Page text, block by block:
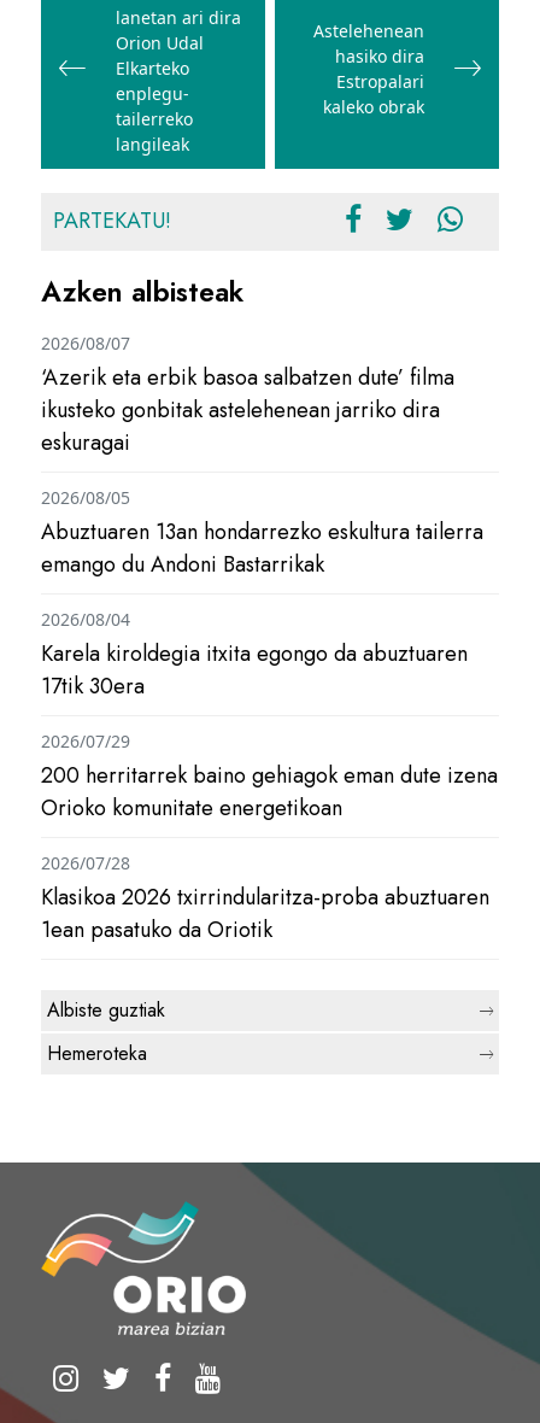
nabigatulanetan ari dira
Orion Udal
Elkarteko
enplegu-
tailerreko
langileak
Astelehenean
hasiko dira
Estropalari
kaleko obrak
PARTEKATU!
Azken albisteak
‘Azerik eta erbik basoa salbatzen dute’ filma
ikusteko gonbitak astelehenean jarriko dira
eskuragai
2026/08/07
Abuztuaren 13an hondarrezko eskultura tailerra
emango du Andoni Bastarrikak
2026/08/05
Karela kiroldegia itxita egongo da abuztuaren
17tik 30era
2026/08/04
200 herritarrek baino gehiagok eman dute izena
Orioko komunitate energetikoan
2026/07/29
Klasikoa 2026 txirrindularitza-proba abuztuaren
1ean pasatuko da Oriotik
2026/07/28
Albiste guztiak
Hemeroteka